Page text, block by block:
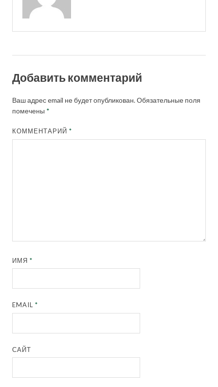
Добавить комментарий
Ваш адрес email не будет опубликован.Обязательные поля
помечены *
КОММЕНТАРИЙ*
ИМЯ*
EMAIL*
САЙТ